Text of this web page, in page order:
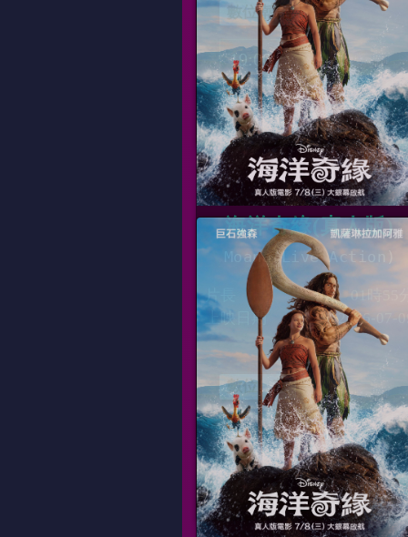
數位 韓語
19:00
海洋奇緣(真人版)
Moana(Live Action)
片長
01時55
上映日期
2026-07-
數位、英
13:00 22:10